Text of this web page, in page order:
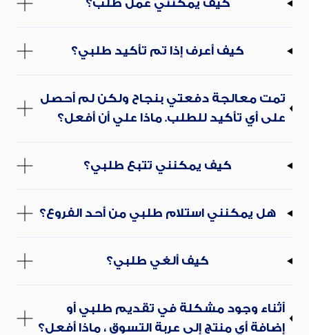
كيف يمكنني عمل طلب؟
كيف أعرف إذا تم تأكيد طلبي؟
تمت معالجة دفعتي بنجاح ولكن لم أحصل
على أي تأكيد للطلب. ماذا علي أن أفعل؟
كيف يمكنني تتبع طلبي؟
هل يمكنني استلام طلبي من أحد الفروع؟
كيف ألغي طلبي؟
أثناء وجود مشكلة في تقديم طلبي أو
إضافة أي منتج إلى عربة التسوق ، ماذا أفعل؟